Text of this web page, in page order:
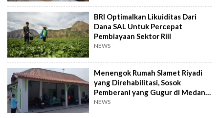
BRI Optimalkan Likuiditas Dari
Dana SAL Untuk Percepat
Pembiayaan Sektor Riil
NEWS
Menengok Rumah Slamet Riyadi
yang Direhabilitasi, Sosok
Pemberani yang Gugur di Medan
Perang
NEWS